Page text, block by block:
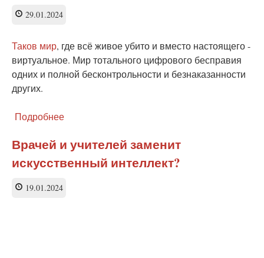
29.01.2024
Таков мир, где всё живое убито и вместо настоящего -
виртуальное. Мир тотального цифрового бесправия
одних и полной бесконтрольности и безнаказанности
других.
Подробнее
бесправие.
Нет
документа
Врачей и учителей заменит
искусственный интеллект?
19.01.2024